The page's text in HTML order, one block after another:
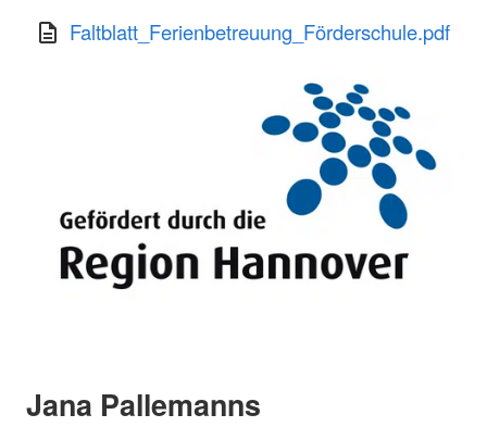
Faltblatt_Ferienbetreuung_Förderschule.pdf
Jana Pallemanns